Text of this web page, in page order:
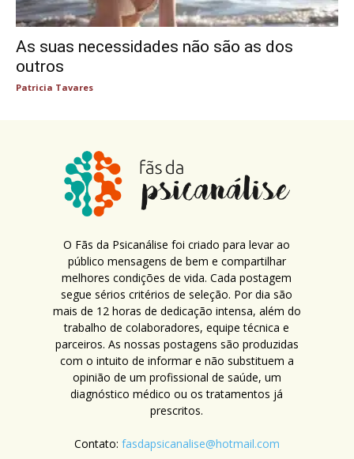
As suas necessidades não são as dos
outros
Patricia Tavares
O Fãs da Psicanálise foi criado para levar ao
público mensagens de bem e compartilhar
melhores condições de vida. Cada postagem
segue sérios critérios de seleção. Por dia são
mais de 12 horas de dedicação intensa, além do
trabalho de colaboradores, equipe técnica e
parceiros. As nossas postagens são produzidas
com o intuito de informar e não substituem a
opinião de um profissional de saúde, um
diagnóstico médico ou os tratamentos já
prescritos.
Contato: fasdapsicanalise@hotmail.com